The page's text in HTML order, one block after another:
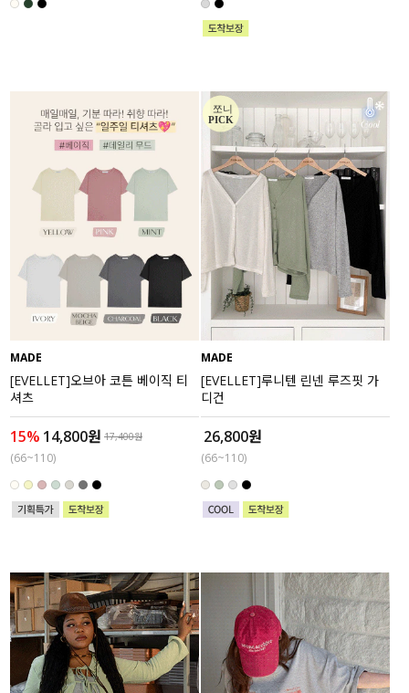
MADE
[EVELLET]오브아 코튼 베이직 티
셔츠
15% 14,800원 17,400원
(66~110)
MADE
[EVELLET]루니텐 린넨 루즈핏 가
디건
26,800원
(66~110)